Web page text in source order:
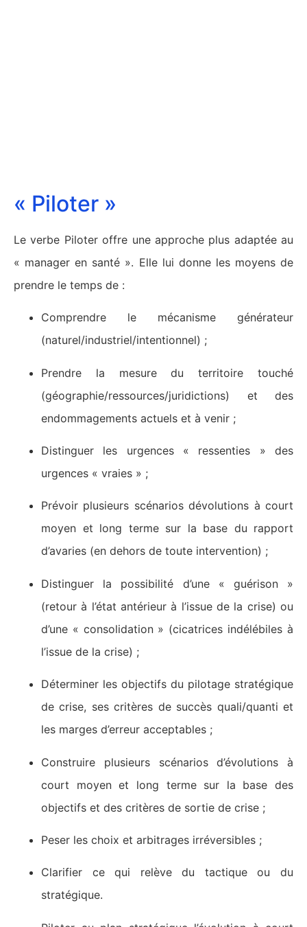
« Piloter »
Le verbe Piloter offre une approche plus adaptée au
« manager en santé ». Elle lui donne les moyens de
prendre le temps de :
Comprendre le mécanisme générateur
(naturel/industriel/intentionnel) ;
Prendre la mesure du territoire touché
(géographie/ressources/juridictions) et des
endommagements actuels et à venir ;
Distinguer les urgences « ressenties » des
urgences « vraies » ;
Prévoir plusieurs scénarios dévolutions à court
moyen et long terme sur la base du rapport
d’avaries (en dehors de toute intervention) ;
Distinguer la possibilité d’une « guérison »
(retour à l’état antérieur à l’issue de la crise) ou
d’une « consolidation » (cicatrices indélébiles à
l’issue de la crise) ;
Déterminer les objectifs du pilotage stratégique
de crise, ses critères de succès quali/quanti et
les marges d’erreur acceptables ;
Construire plusieurs scénarios d’évolutions à
court moyen et long terme sur la base des
objectifs et des critères de sortie de crise ;
Peser les choix et arbitrages irréversibles ;
Clarifier ce qui relève du tactique ou du
stratégique.